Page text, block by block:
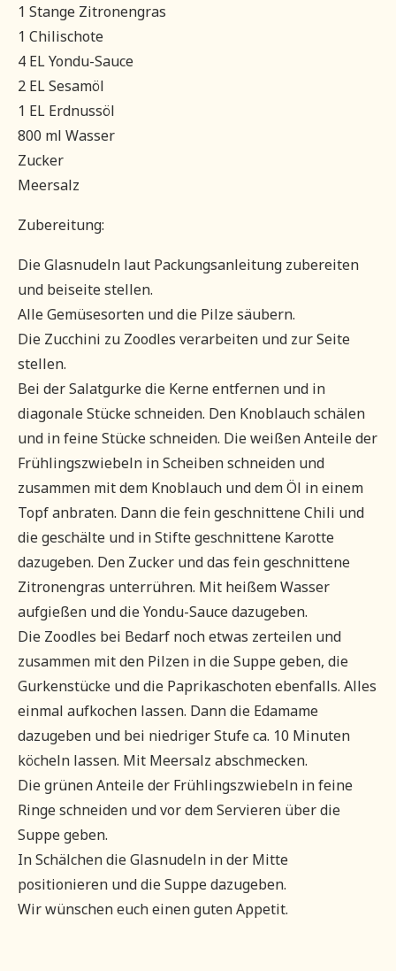
1 Stange Zitronengras
1 Chilischote
4 EL Yondu-Sauce
2 EL Sesamöl
1 EL Erdnussöl
800 ml Wasser
Zucker
Meersalz
Zubereitung:
Die Glasnudeln laut Packungsanleitung zubereiten
und beiseite stellen.
Alle Gemüsesorten und die Pilze säubern.
Die Zucchini zu Zoodles verarbeiten und zur Seite
stellen.
Bei der Salatgurke die Kerne entfernen und in
diagonale Stücke schneiden. Den Knoblauch schälen
und in feine Stücke schneiden. Die weißen Anteile der
Frühlingszwiebeln in Scheiben schneiden und
zusammen mit dem Knoblauch und dem Öl in einem
Topf anbraten. Dann die fein geschnittene Chili und
die geschälte und in Stifte geschnittene Karotte
dazugeben. Den Zucker und das fein geschnittene
Zitronengras unterrühren. Mit heißem Wasser
aufgießen und die Yondu-Sauce dazugeben.
Die Zoodles bei Bedarf noch etwas zerteilen und
zusammen mit den Pilzen in die Suppe geben, die
Gurkenstücke und die Paprikaschoten ebenfalls. Alles
einmal aufkochen lassen. Dann die Edamame
dazugeben und bei niedriger Stufe ca. 10 Minuten
köcheln lassen. Mit Meersalz abschmecken.
Die grünen Anteile der Frühlingszwiebeln in feine
Ringe schneiden und vor dem Servieren über die
Suppe geben.
In Schälchen die Glasnudeln in der Mitte
positionieren und die Suppe dazugeben.
Wir wünschen euch einen guten Appetit.